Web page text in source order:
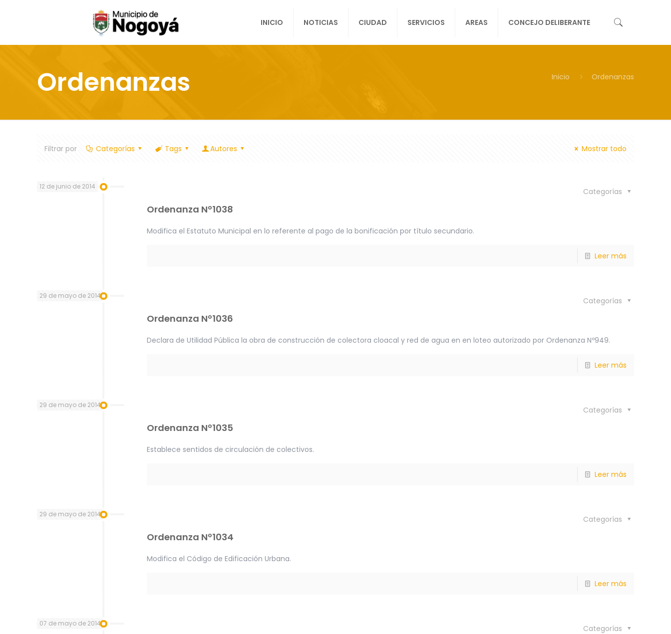
INICIO NOTICIAS CIUDAD SERVICIOS AREAS CONCEJO DELIBERANTE
Ordenanzas Inicio Ordenanzas
Filtrar por Categorías Tags Autores Mostrar todo
12 de junio de 2014
Categorías
Ordenanza Nº1038
Modifica el Estatuto Municipal en lo referente al pago de la bonificación por título secundario.
Leer más
29 de mayo de 2014
Categorías
Ordenanza Nº1036
Declara de Utilidad Pública la obra de construcción de colectora cloacal y red de agua en en loteo autorizado por Ordenanza Nº949.
Leer más
29 de mayo de 2014
Categorías
Ordenanza Nº1035
Establece sentidos de circulación de colectivos.
Leer más
29 de mayo de 2014
Categorías
Ordenanza Nº1034
Modifica el Código de Edificación Urbana.
Leer más
07 de mayo de 2014
Categorías